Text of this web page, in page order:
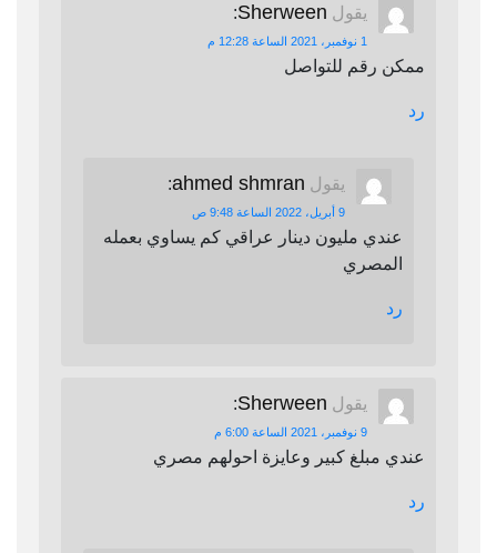
يقول Sherween
:
1 نوفمبر، 2021 الساعة 12:28 م
ممكن رقم للتواصل
رد
يقول ahmed shmran
:
9 أبريل، 2022 الساعة 9:48 ص
عندي مليون دينار عراقي كم يساوي بعمله
المصري
رد
يقول Sherween
:
9 نوفمبر، 2021 الساعة 6:00 م
عندي مبلغ كبير وعايزة احولهم مصري
رد